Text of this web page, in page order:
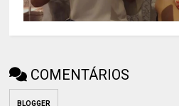
COMENTÁRIOS
BLOGGER